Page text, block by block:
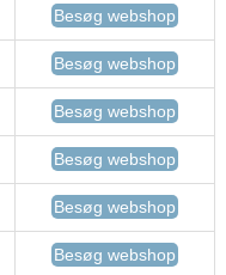
Besøg webshop
Besøg webshop
Besøg webshop
Besøg webshop
Besøg webshop
Besøg webshop